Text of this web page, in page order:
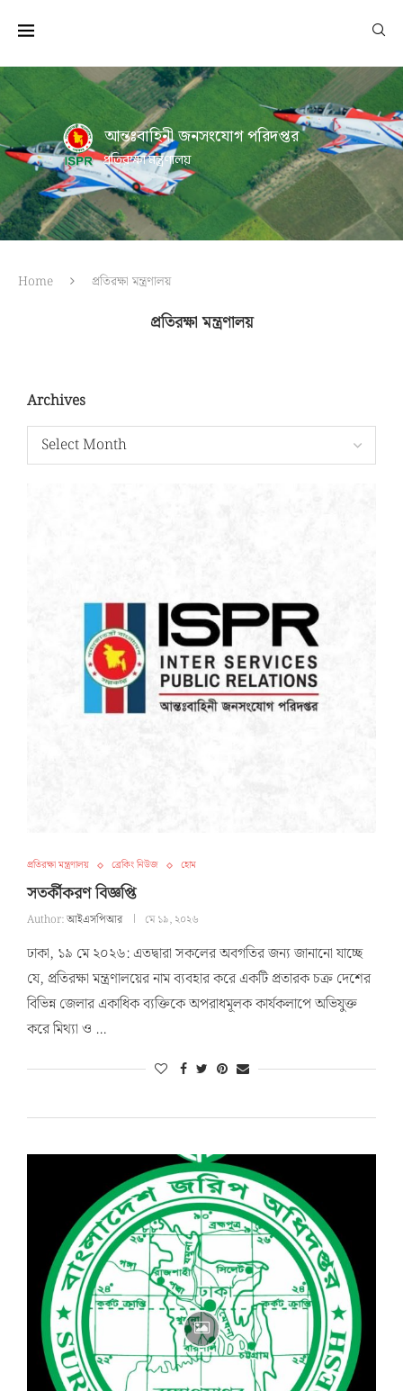
আন্তঃবাহিনী জনসংযোগ পরিদপ্তর
প্রতিরক্ষা মন্ত্রণালয়
Home প্রতিরক্ষা মন্ত্রণালয়
প্রতিরক্ষা মন্ত্রণালয়
Archives
প্রতিরক্ষা মন্ত্রণালয় ব্রেকিং নিউজ হোম
সতর্কীকরণ বিজ্ঞপ্তি
Author:আইএসপিআর মে ১৯, ২০২৬
ঢাকা, ১৯ মে ২০২৬: এতদ্বারা সকলের অবগতির জন্য জানানো যাচ্ছে
যে, প্রতিরক্ষা মন্ত্রণালয়ের নাম ব্যবহার করে একটি প্রতারক চক্র দেশের
বিভিন্ন জেলার একাধিক ব্যক্তিকে অপরাধমূলক কার্যকলাপে অভিযুক্ত
করে মিথ্যা ও …